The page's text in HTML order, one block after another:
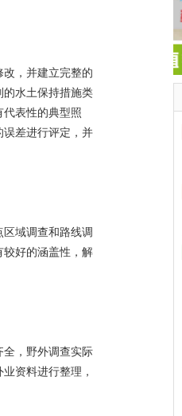
，并建立完整的
的水土保持措施类
表性的典型照
误差进行评定，并
域调查和路线调
较好的涵盖性，解
全，野外调查实际
资料进行整理，